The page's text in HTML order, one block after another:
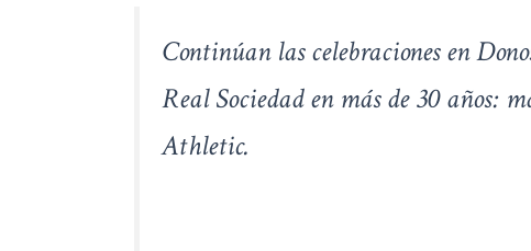
Continúan las celebraciones en
Real Sociedad en más de 30 años:
Athletic.